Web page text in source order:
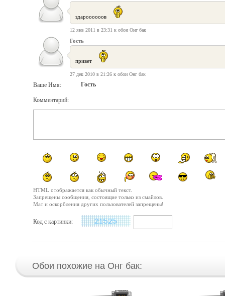
здароооооов
12 янв 2011 в 23:31 к обои Онг бак
Гость
привет
27 дек 2010 в 21:26 к обои Онг бак
Ваше Имя: Гость
Комментарий:
HTML отображается как обычный текст.
Запрещены сообщения, состоящие только из смайлов.
Мат и оскорбления других пользователей запрещены!
Код с картинки:
Обои похожие на Онг бак: